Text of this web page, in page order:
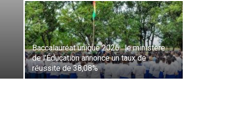
Baccalauréat unique 2026 : le ministère
de l’Éducation annonce un taux de
réussite de 38,08%